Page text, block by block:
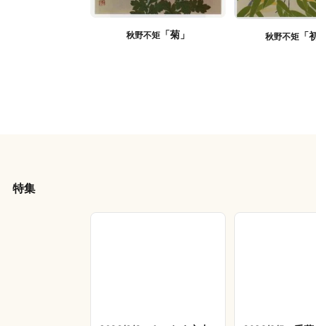
秋野不矩 「菊」 秋野不矩 「
特集